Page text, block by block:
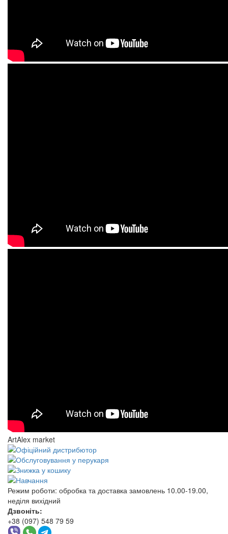
ArtAlex market
Режим роботи: обробка та доставка замовлень 10.00-19.00,
неділя вихідний
Дзвоніть:
+38 (097) 548 79 59